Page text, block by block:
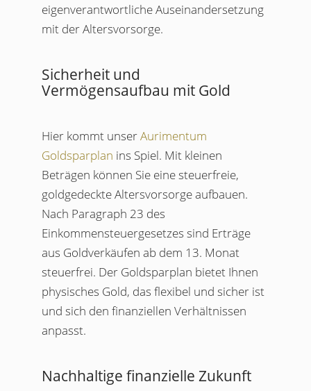
eigenverantwortliche Auseinandersetzung
mit der Altersvorsorge.
Sicherheit und
Vermögensaufbau mit Gold
Hier kommt unserAurimentum
Goldsparplan ins Spiel. Mit kleinen
Beträgen können Sie eine steuerfreie,
goldgedeckte Altersvorsorge aufbauen.
Nach Paragraph 23 des
Einkommensteuergesetzes sind Erträge
aus Goldverkäufen ab dem 13. Monat
steuerfrei. Der Goldsparplan bietet Ihnen
physisches Gold, das flexibel und sicher ist
und sich den finanziellen Verhältnissen
anpasst.
Nachhaltige finanzielle Zukunft